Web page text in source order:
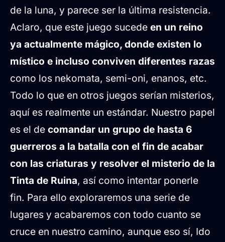
de la luna, y parece ser la última resistencia.
Aclaro, que este juego sucede en un reino
ya actualmente mágico, donde existen lo
místico e incluso conviven diferentes razas
como los nekomata, semi-oni, enanos, etc.
Todo lo que en otros juegos serían misterios,
aquí es realmente un estándar. Nuestro papel
es el de comandar un grupo de hasta 6
guerreros a la batalla con el fin de acabar
con las criaturas y resolver el misterio de la
Tinta de Ruina, así como intentar ponerle
fin. Para ello exploraremos una serie de
lugares y acabaremos con todo cuanto se
cruce en nuestro camino, aunque eso sí, Ido